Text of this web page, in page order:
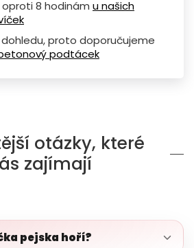
oproti 8 hodinám u našich
proto doporučujeme
podtácek
otázky, které
zajímají
pejska hoří?